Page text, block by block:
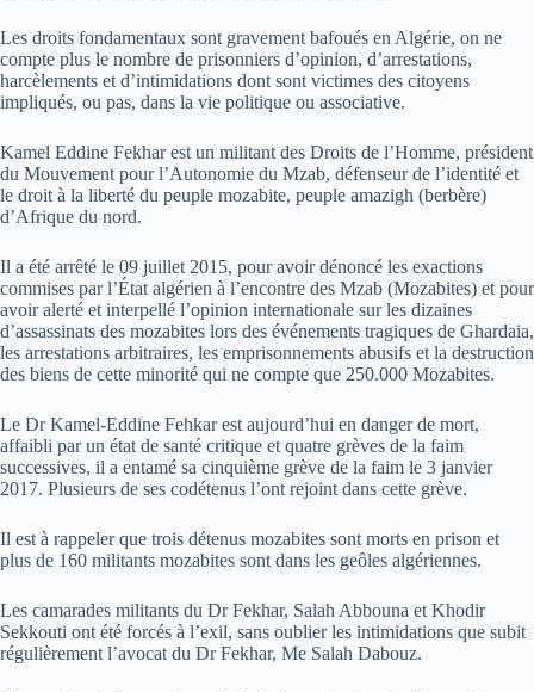
Les droits fondamentaux sont gravement bafoués en Algérie, on ne
compte plus le nombre de prisonniers d’opinion, d’arrestations,
harcèlements et d’intimidations dont sont victimes des citoyens
impliqués, ou pas, dans la vie politique ou associative.
Kamel Eddine Fekhar est un militant des Droits de l’Homme, président
du Mouvement pour l’Autonomie du Mzab, défenseur de l’identité et
le droit à la liberté du peuple mozabite, peuple amazigh (berbère)
d’Afrique du nord.
Il a été arrêté le 09 juillet 2015, pour avoir dénoncé les exactions
commises par l’État algérien à l’encontre des Mzab (Mozabites) et pour
avoir alerté et interpellé l’opinion internationale sur les dizaines
d’assassinats des mozabites lors des événements tragiques de Ghardaia,
les arrestations arbitraires, les emprisonnements abusifs et la destruction
des biens de cette minorité qui ne compte que 250.000 Mozabites.
Le Dr Kamel‐Eddine Fehkar est aujourd’hui en danger de mort,
affaibli par un état de santé critique et quatre grèves de la faim
successives, il a entamé sa cinquième grève de la faim le 3 janvier
2017. Plusieurs de ses codétenus l’ont rejoint dans cette grève.
Il est à rappeler que trois détenus mozabites sont morts en prison et
plus de 160 militants mozabites sont dans les geôles algériennes.
Les camarades militants du Dr Fekhar, Salah Abbouna et Khodir
Sekkouti ont été forcés à l’exil, sans oublier les intimidations que subit
régulièrement l’avocat du Dr Fekhar, Me Salah Dabouz.